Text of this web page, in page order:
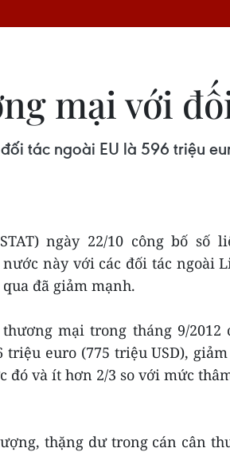
mại với
tác ngoài EU là 596 triệu
ngày 22/10 công bố số
này với các đối tác ngoài
đã giảm mạnh.
mại trong tháng 9/2012
euro (775 triệu USD),
và ít hơn 2/3 so với mức
thặng dư trong cán cân